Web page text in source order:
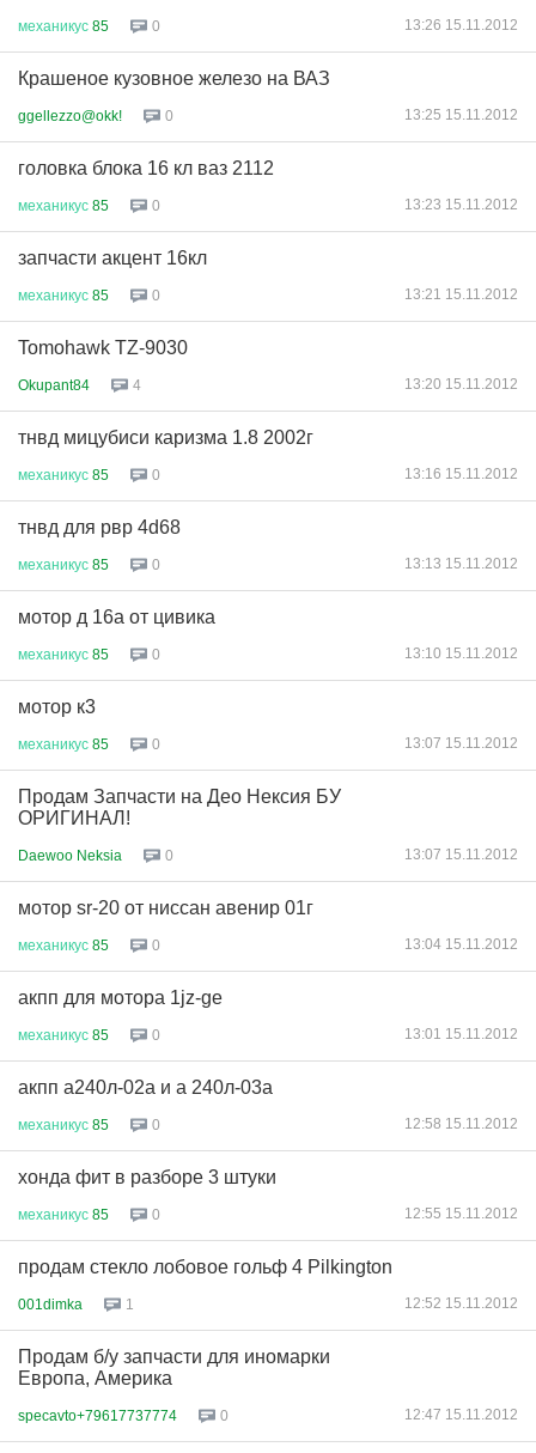
механикус 85 0 13:26 15.11.2012
Крашеное кузовное железо на ВАЗ
ggellezzo@okk! 0 13:25 15.11.2012
головка блока 16 кл ваз 2112
механикус 85 0 13:23 15.11.2012
запчасти акцент 16кл
механикус 85 0 13:21 15.11.2012
Tomohawk TZ-9030
Okupant84 4 13:20 15.11.2012
тнвд мицубиси каризма 1.8 2002г
механикус 85 0 13:16 15.11.2012
тнвд для рвр 4d68
механикус 85 0 13:13 15.11.2012
мотор д 16а от цивика
механикус 85 0 13:10 15.11.2012
мотор к3
механикус 85 0 13:07 15.11.2012
Продам Запчасти на Део Нексия БУ
ОРИГИНАЛ!
Daewoo Neksia 0 13:07 15.11.2012
мотор sr-20 от ниссан авенир 01г
механикус 85 0 13:04 15.11.2012
акпп для мотора 1jz-ge
механикус 85 0 13:01 15.11.2012
акпп а240л-02а и а 240л-03а
механикус 85 0 12:58 15.11.2012
хонда фит в разборе 3 штуки
механикус 85 0 12:55 15.11.2012
продам стекло лобовое гольф 4 Pilkington
001dimka 1 12:52 15.11.2012
Продам б/у запчасти для иномарки
Европа, Америка
specavto+79617737774 0 12:47 15.11.2012